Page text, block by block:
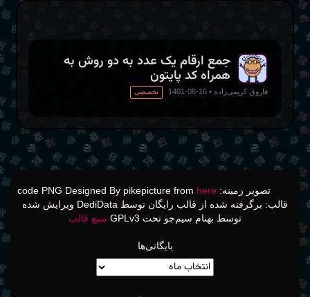
جمع ارقام یک عدد به دو روش به
همراه کد پایتون
فاروق کریمی‌زاده •
16-08-1401 تخصصی
تصویر زمینه: code PNG Designed By pikepicture from here
قالب: برگرفته شده از قالب رایگان توسط DediData ویرایش شده
توسط بهنام سیم‌جو تحت GPLv3
منبع قالب
بایگانی‌ها